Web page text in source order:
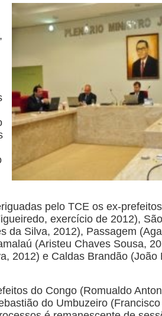
pelo TCE os ex-
exercício de 2012),
da Silva, 2012), Passagem
(Aristeu Chaves Sousa,
2012) e Caldas Brandão (João
do Congo (Romualdo
do Umbuzeiro